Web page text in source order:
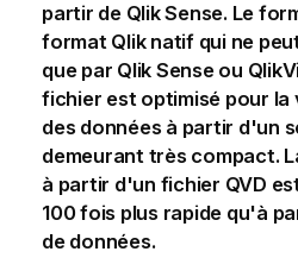
partir de Qlik Sense. Le
format Qliknatif qui ne
que par Qlik Senseou
fichier est optimisé pour la
des données à partir d'un
demeurant très compact.
à partir d'un fichier QVD
100 fois plus rapide qu'à
de données.